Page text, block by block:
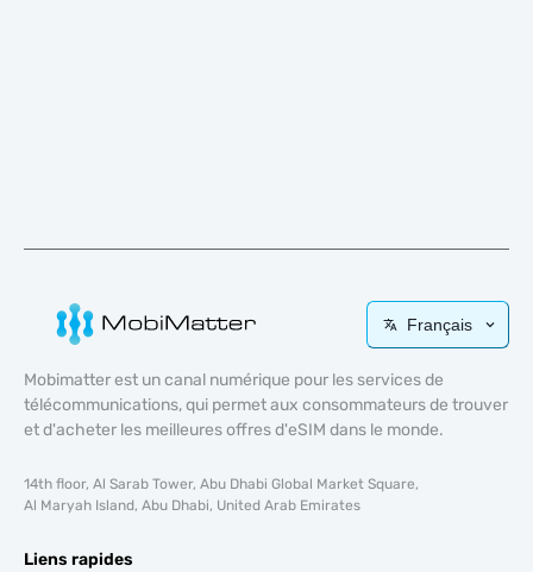
Français
Mobimatter est un canal numérique pour les services de
télécommunications, qui permet aux consommateurs de trouver
et d'acheter les meilleures offres d'eSIM dans le monde.
14th floor, Al Sarab Tower, Abu Dhabi Global Market Square,
Al Maryah Island, Abu Dhabi, United Arab Emirates
Liens rapides